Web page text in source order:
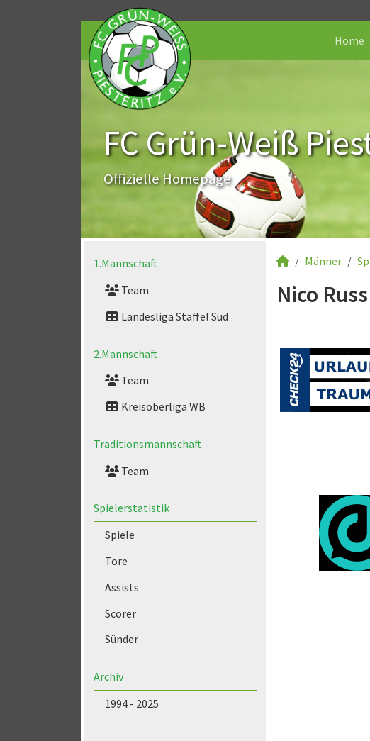
Home
FC Grün-Weiß
Offizielle Homepage
1.Mannschaft
Team
Landesliga Staffel Süd
2.Mannschaft
Team
Kreisoberliga WB
Traditionsmannschaft
Team
Spielerstatistik
Spiele
Tore
Assists
Scorer
Sünder
Archiv
1994 - 2025
Männer
Nico